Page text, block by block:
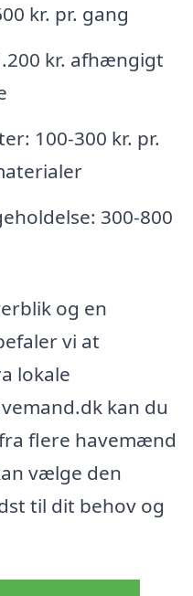
kr. pr. gang
kr. afhængigt
100-300 kr. pr.
300-800
og en
vi at
lokale
kan du
flere havemænd
vælge den
til dit behov og